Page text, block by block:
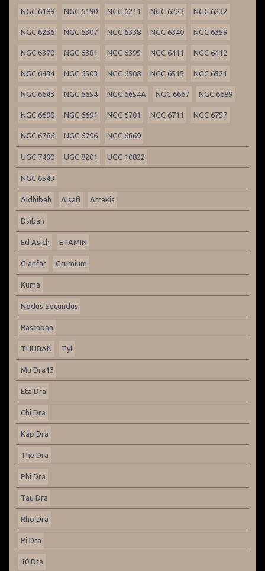
NGC 6189 NGC 6190 NGC 6211 NGC 6223 NGC 6232
NGC 6236 NGC 6307 NGC 6338 NGC 6340 NGC 6359
NGC 6370 NGC 6381 NGC 6395 NGC 6411 NGC 6412
NGC 6434 NGC 6503 NGC 6508 NGC 6515 NGC 6521
NGC 6643 NGC 6654 NGC 6654A NGC 6667 NGC 6689
NGC 6690 NGC 6691 NGC 6701 NGC 6711 NGC 6757
NGC 6786 NGC 6796 NGC 6869
UGC 7490 UGC 8201 UGC 10822
NGC 6543
Aldhibah Alsafi Arrakis
Dsiban
Ed Asich ETAMIN
Gianfar Grumium
Kuma
Nodus Secundus
Rastaban
THUBAN Tyl
Mu Dra13
Eta Dra
Chi Dra
Kap Dra
The Dra
Phi Dra
Tau Dra
Rho Dra
Pi Dra
10 Dra